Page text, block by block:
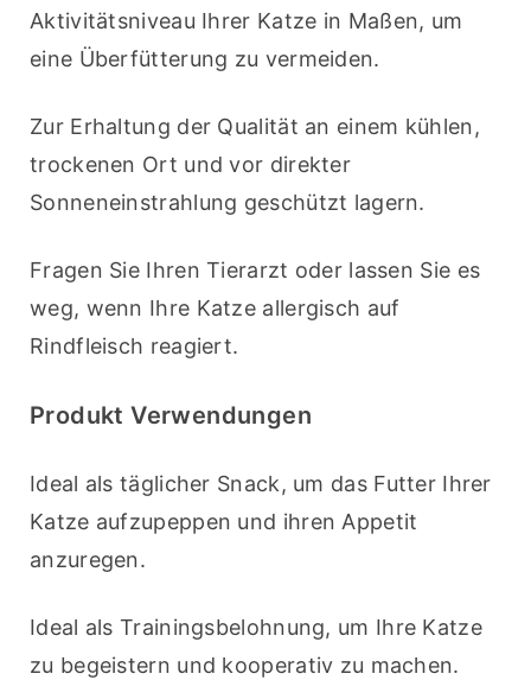
Aktivitätsniveau Ihrer Katze in Maßen, um
eine Überfütterung zu vermeiden.
Zur Erhaltung der Qualität an einem kühlen,
trockenen Ort und vor direkter
Sonneneinstrahlung geschützt lagern.
Fragen Sie Ihren Tierarzt oder lassen Sie es
weg, wenn Ihre Katze allergisch auf
Rindfleisch reagiert.
Produkt Verwendungen
Ideal als täglicher Snack, um das Futter Ihrer
Katze aufzupeppen und ihren Appetit
anzuregen.
Ideal als Trainingsbelohnung, um Ihre Katze
zu begeistern und kooperativ zu machen.